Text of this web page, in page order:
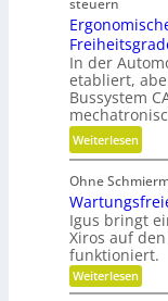
h
n
i
k
ä
l
l
e
v
r
m
e
i
d
e
n
i
r
b
e
l
t
u
n
d
n
i
c
h
t
steuern
In der
etabliert,
Bussystem
Weiterlesen:
E
r
g
o
n
o
m
Ohne
Igus bringt
Xiros auf
funktioniert.
Weiterlesen:
W